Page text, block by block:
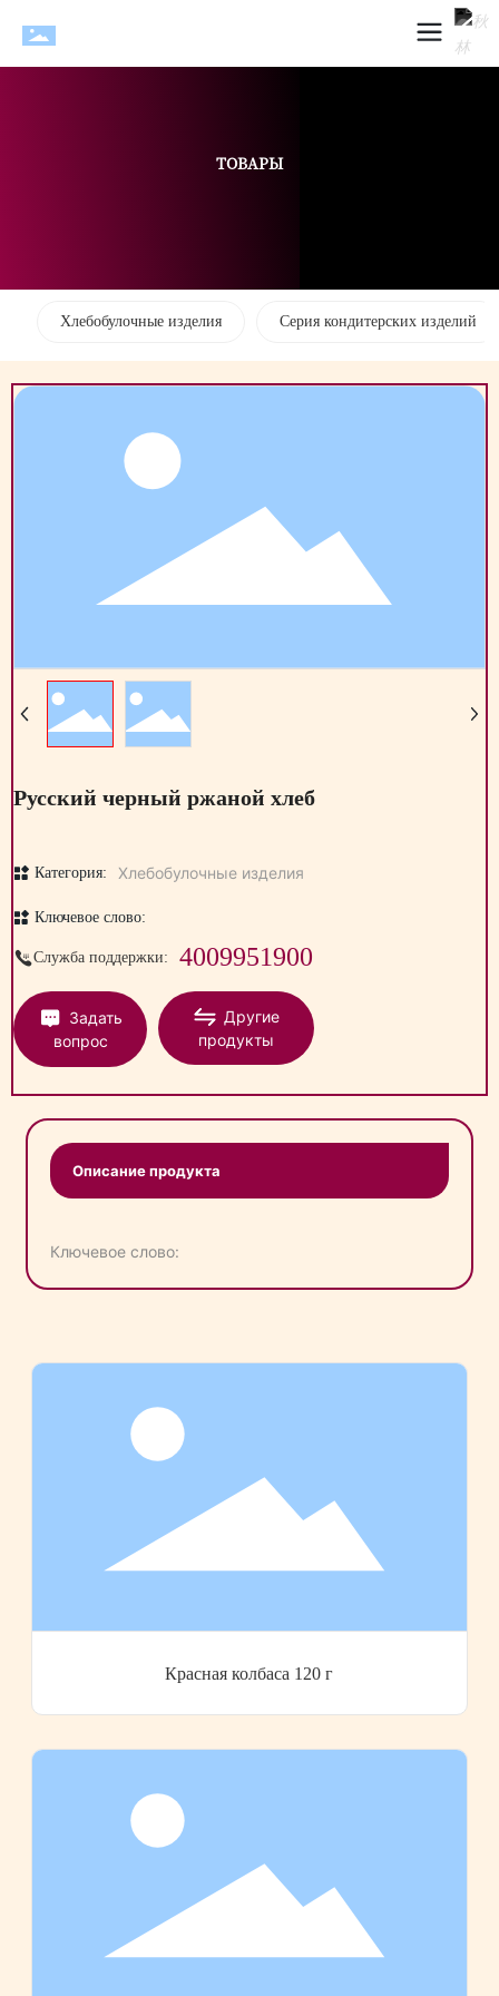
ТОВАРЫ
Хлебобулочные изделия Серия кондитерских изделий
Русский черный ржаной хлеб
Категория: Хлебобулочные изделия
Ключевое слово:
Служба поддержки: 4009951900
Задать
вопрос
Другие
продукты
Описание продукта
Ключевое слово:
Красная колбаса 120 г